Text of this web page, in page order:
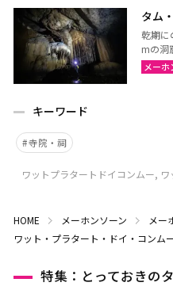
タム
乾期に
mの洞
メーホ
キーワード
寺院・祠
ワットプラタートドイコンムー,
HOME メーホンソーン
メー
ワット・プラタート・ドイ・コンム
特集：とっておきの